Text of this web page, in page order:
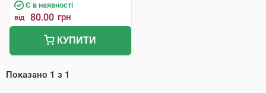
Є в наявності
від 80.00 грн
КУПИТИ
Показано 1 з 1